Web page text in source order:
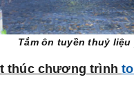
Tắm ôn tuyền thuỷ liệu
thúc chương trình